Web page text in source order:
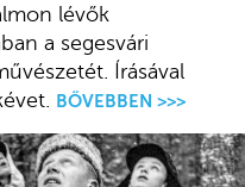
lévők
a segesvári
Írásával
BŐVEBBEN >>>